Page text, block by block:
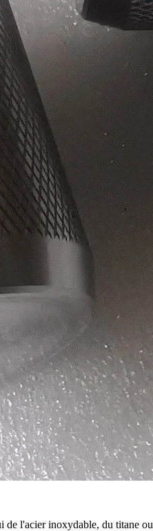
l'acier inoxydable, du titane